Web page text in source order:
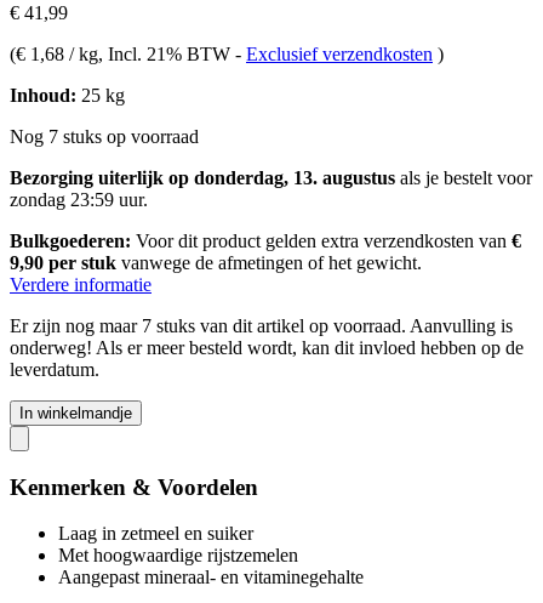
€ 41,99
(€ 1,68 / kg, Incl. 21% BTW - Exclusief verzendkosten )
Inhoud: 25 kg
Nog 7 stuks op voorraad
Bezorging uiterlijk op donderdag, 13. augustus als je bestelt voor
zondag 23:59 uur.
Bulkgoederen: Voor dit product gelden extra verzendkosten van €
9,90 per stuk vanwege de afmetingen of het gewicht.
Verdere informatie
Er zijn nog maar 7 stuks van dit artikel op voorraad. Aanvulling is
onderweg! Als er meer besteld wordt, kan dit invloed hebben op de
leverdatum.
In winkelmandje
Kenmerken & Voordelen
Laag in zetmeel en suiker
Met hoogwaardige rijstzemelen
Aangepast mineraal- en vitaminegehalte